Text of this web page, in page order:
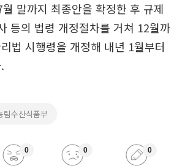
말까지 최종안을 확정한 후 규제
등의 법령 개정절차를 거쳐 12월까
법 시행령을 개정해 내년 1월부터
림수산식품부
0 0 0